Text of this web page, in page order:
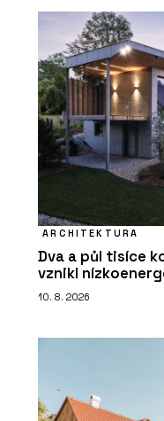
ARCHITEKTURA
Dva a půl tisíce
vznikl
10. 8. 2026